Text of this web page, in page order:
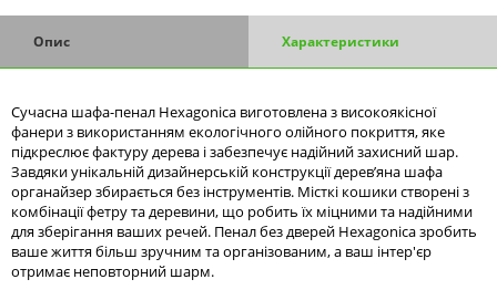
Опис Характеристики
Сучасна шафа-пенал Hexagonica виготовлена з високоякісної
фанери з використанням екологічного олійного покриття, яке
підкреслює фактуру дерева і забезпечує надійний захисний шар.
Завдяки унікальній дизайнерській конструкції дерев’яна шафа
органайзер збирається без інструментів. Місткі кошики створені з
комбінації фетру та деревини, що робить їх міцними та надійними
для зберігання ваших речей. Пенал без дверей Hexagonica зробить
ваше життя більш зручним та організованим, а ваш інтер'єр
отримає неповторний шарм.